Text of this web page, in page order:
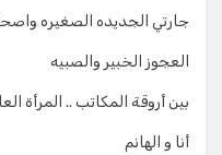
جارتي الجديده الصغيره
العجوز الخبير والصبيه
بين أروقة المكاتب .. المرأة
أنا و الهانم